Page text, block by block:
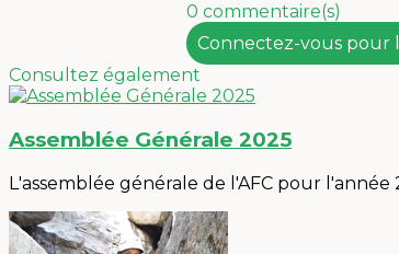
0 commentaire(s)
Connectez-vous pour
Consultez également
Assemblée Générale 2025
L'assemblée générale de l'AFC pour